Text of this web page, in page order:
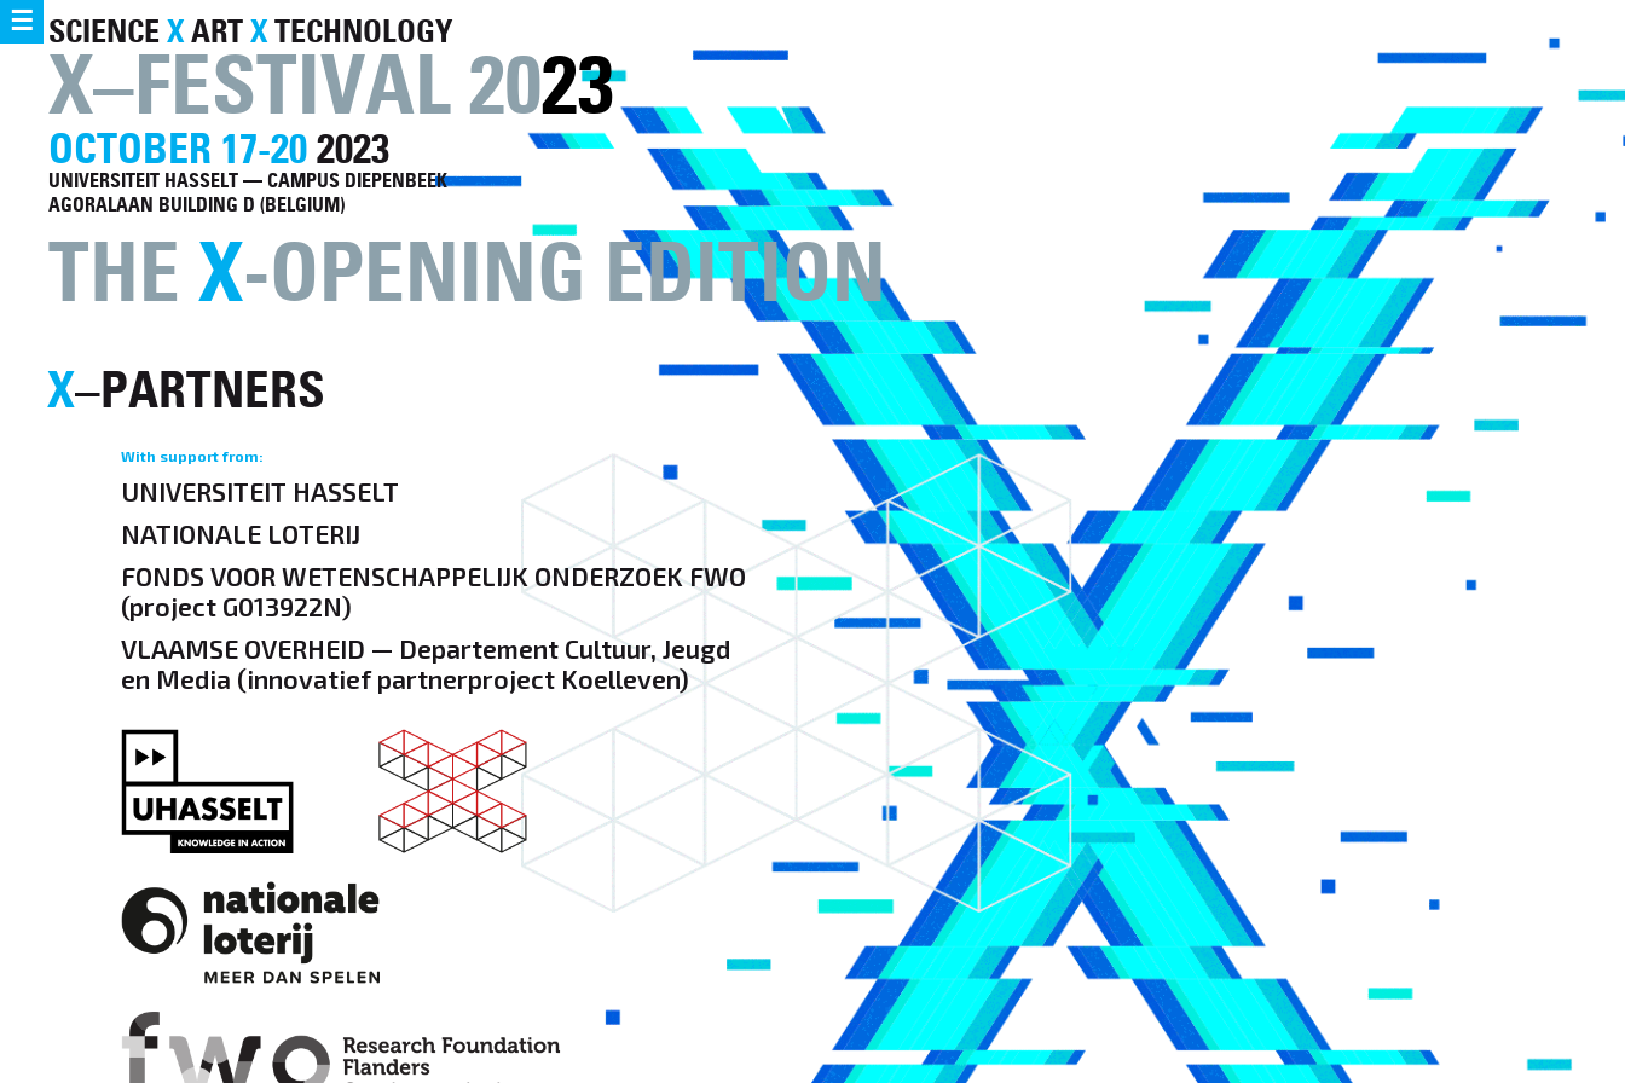
☰ SCIENCE XARTXTECHNOLOGY
X–FESTIVAL 2023
OCTOBER 17-202023
UNIVERSITEIT HASSELT — CAMPUS DIEPENBEEK
AGORALAAN BUILDING D (BELGIUM)
THE X-OPENING EDITION
X–PARTNERS
With support from:
UNIVERSITEIT HASSELT
NATIONALE LOTERIJ
FONDS VOOR WETENSCHAPPELIJK ONDERZOEK FWO
(project G013922N)
VLAAMSE OVERHEID — Departement Cultuur, Jeugd
en Media (innovatief partnerproject Koelleven)